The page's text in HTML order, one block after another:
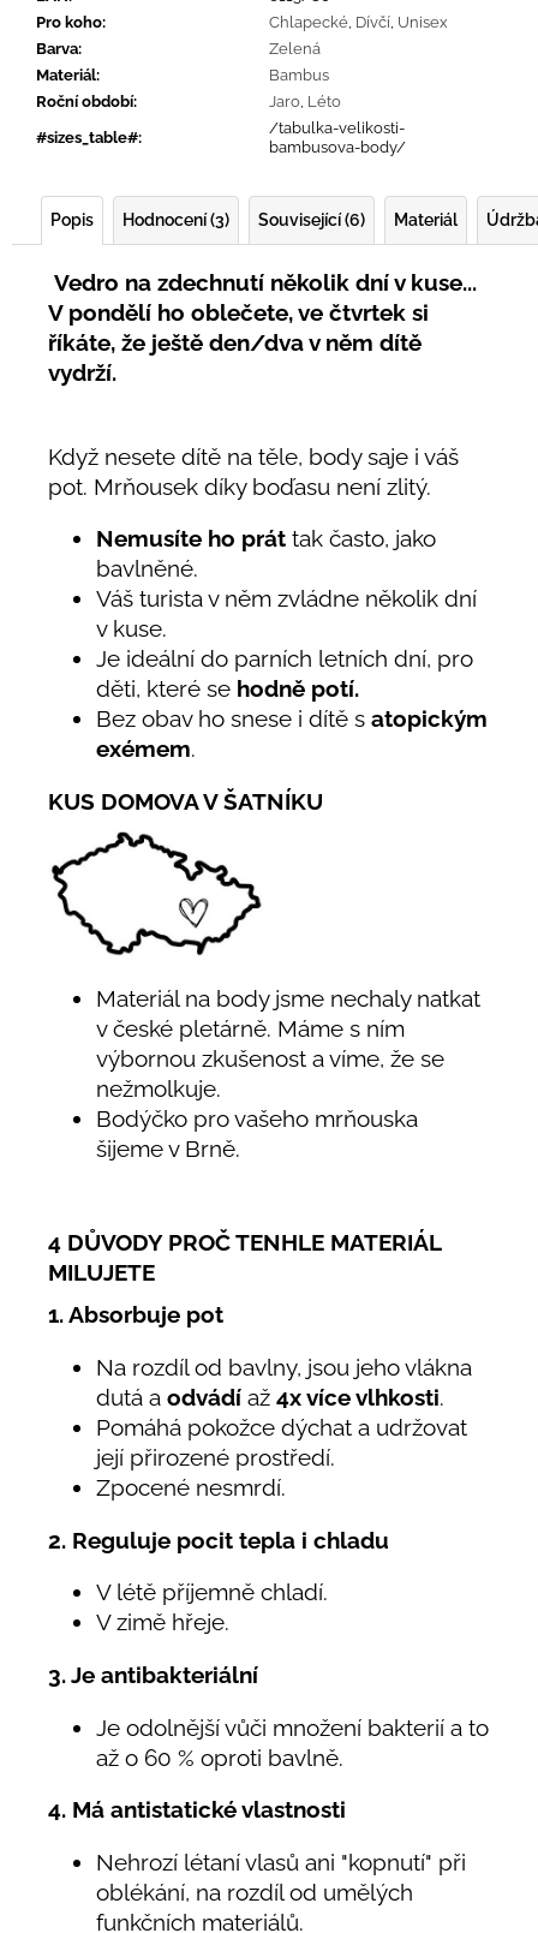
Pro koho: Chlapecké Dívčí Unisex
Barva:
Zelená
Materiál:
Bambus
Roční období: Jaro Léto
#sizes_table#:
/tabulka-velikosti-
bambusova-body/
Popis Hodnocení (3) Související (6) Materiál
Vedro na zdechnutí několik dní v kuse...
V pondělí ho oblečete, ve čtvrtek si
říkáte, že ještě den/dva v něm dítě
vydrží.
Když nesete dítě na těle, body saje i váš
pot. Mrňousek díky boďasu není zlitý.
Nemusíte ho prát tak často, jako
bavlněné.
Váš turista v něm zvládne několik dní
v kuse.
Je ideální do parních letních dní, pro
děti, které se hodně potí.
Bez obav ho snese i dítě s atopickým
exémem.
KUS DOMOVA V ŠATNÍKU
Materiál na body jsme nechaly natkat
v české pletárně. Máme s ním
výbornou zkušenost a víme, že se
nežmolkuje.
Bodýčko pro vašeho mrňouska
šijeme v Brně.
4 DŮVODY PROČ TENHLE MATERIÁL
MILUJETE
1. Absorbuje pot
Na rozdíl od bavlny, jsou jeho vlákna
dutá a odvádí až 4x více vlhkosti.
Pomáhá pokožce dýchat a udržovat
její přirozené prostředí.
Zpocené nesmrdí.
2. Reguluje pocit tepla i chladu
V létě příjemně chladí.
V zimě hřeje.
3. Je antibakteriální
Je odolnější vůči množení bakterií a to
až o 60 % oproti bavlně.
4. Má antistatické vlastnosti
Nehrozí létaní vlasů ani "kopnutí" při
oblékání, na rozdíl od umělých
funkčních materiálů.